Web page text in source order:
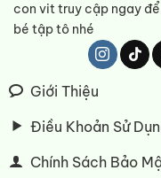
con vit truy cập ngay
bé tập tô nhé
Giới Thiệu
Điều Khoản Sử
Chính Sách Bảo